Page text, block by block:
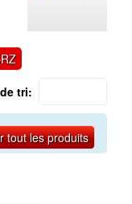
tri:
tout les produits